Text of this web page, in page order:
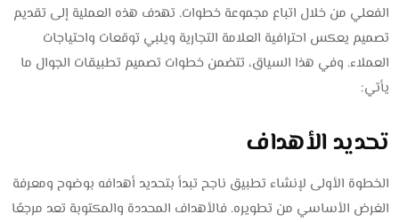
الفعلي من خلال اتباع مجموعة خطوات. تهدف هذه العملية إلى تقديم
تصميم يعكس احترافية العلامة التجارية ويلبي توقعات واحتياجات
العملاء. وفي هذا السياق، تتضمن خطوات تصميم تطبيقات الجوال ما
يأتي:
تحديد الأهداف
الخطوة الأولى لإنشاء تطبيق ناجح تبدأ بتحديد أهدافه بوضوح ومعرفة
الغرض الأساسي من تطويره. فالأهداف المحددة والمكتوبة تعد مرجعًا